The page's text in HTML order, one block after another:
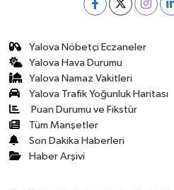
Yalova Nöbetçi Eczaneler
Yalova Hava Durumu
Yalova Namaz Vakitleri
Yalova Trafik Yoğunluk Haritası
Puan Durumu ve Fikstür
Tüm Manşetler
Son Dakika Haberleri
Haber Arşivi